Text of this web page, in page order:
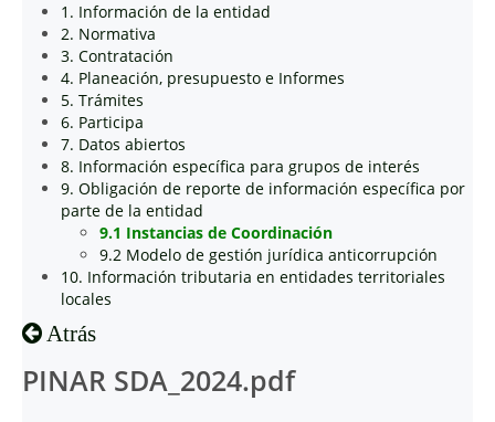
1. Información de la entidad
2. Normativa
3. Contratación
4. Planeación, presupuesto e Informes
5. Trámites
6. Participa
7. Datos abiertos
8. Información específica para grupos de interés
9. Obligación de reporte de información específica por
parte de la entidad
9.1 Instancias de Coordinación
9.2 Modelo de gestión jurídica anticorrupción
10. Información tributaria en entidades territoriales
locales
Atrás
PINAR SDA_2024.pdf